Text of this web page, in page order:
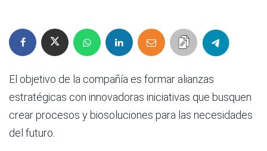
El objetivo de la compañía es formar alianzas
estratégicas con innovadoras iniciativas que busquen
crear procesos y biosoluciones para las necesidades
del futuro.